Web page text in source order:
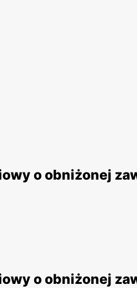
o obniżonej
o obniżonej